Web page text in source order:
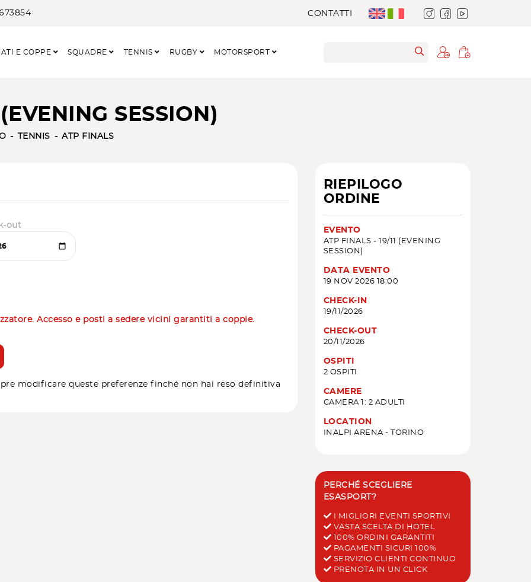
CONTATTI
E COPPE SQUADRE TENNIS RUGBY MOTORSPORT
SESSION)
TENNIS ATP FINALS
out
Accesso e posti a sedere vicini garantiti a coppie.
modificare queste preferenze finché non hai reso definitiva
RIEPILOGO
ORDINE
EVENTO
ATP FINALS - 19/11 (EVENING
SESSION)
DATA EVENTO
19 NOV 2026 18:00
CHECK-IN
19/11/2026
CHECK-OUT
20/11/2026
OSPITI
2 OSPITI
CAMERE
CAMERA 1: 2 ADULTI
LOCATION
INALPI ARENA - TORINO
PERCHÉ SCEGLIERE
ESASPORT?
I MIGLIORI EVENTI SPORTIVI
VASTA SCELTA DI HOTEL
100% ORDINI GARANTITI
PAGAMENTI SICURI 100%
SERVIZIO CLIENTI CONTINUO
PRENOTA IN UN CLICK